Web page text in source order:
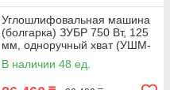
Углошлифовальная машина
(болгарка) ЗУБР 750 Вт, 125
мм, одноручный хват (УШМ-
П125-750)
В наличии 48 ед.